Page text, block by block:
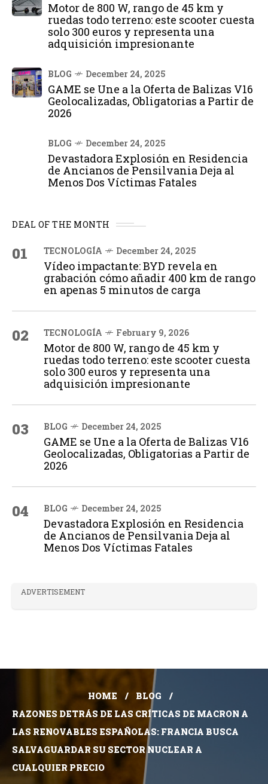
Motor de 800 W, rango de 45 km y
ruedas todo terreno: este scooter cuesta
solo 300 euros y representa una
adquisición impresionante
BLOG December 24, 2025
GAME se Une a la Oferta de Balizas V16
Geolocalizadas, Obligatorias a Partir de
2026
BLOG December 24, 2025
Devastadora Explosión en Residencia
de Ancianos de Pensilvania Deja al
Menos Dos Víctimas Fatales
DEAL OF THE MONTH
01 TECNOLOGÍA December 24, 2025
Vídeo impactante: BYD revela en
grabación cómo añadir 400 km de rango
en apenas 5 minutos de carga
02 TECNOLOGÍA February 9, 2026
Motor de 800 W, rango de 45 km y
ruedas todo terreno: este scooter cuesta
solo 300 euros y representa una
adquisición impresionante
03 BLOG December 24, 2025
GAME se Une a la Oferta de Balizas V16
Geolocalizadas, Obligatorias a Partir de
2026
04 BLOG December 24, 2025
Devastadora Explosión en Residencia
de Ancianos de Pensilvania Deja al
Menos Dos Víctimas Fatales
ADVERTISEMENT
HOME
BLOG
RAZONES DETRÁS DE LAS CRÍTICAS DE MACRON A
LAS RENOVABLES ESPAÑOLAS: FRANCIA BUSCA
SALVAGUARDAR SU SECTOR NUCLEAR A
CUALQUIER PRECIO